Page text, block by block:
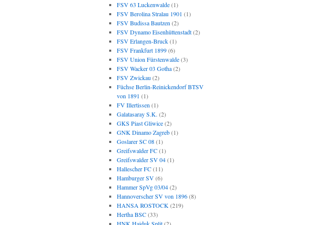
FSV 63 Luckenwalde(1)
FSV Berolina Stralau 1901 (1)
FSV Budissa Bautzen (2)
FSV Dynamo Eisenhüttenstadt(2)
FSV Erlangen-Bruck(1)
FSV Frankfurt 1899(6)
FSV Union Fürstenwalde(3)
FSV Wacker 03 Gotha(2)
FSV Zwickau (2)
Füchse Berlin-Reinickendorf BTSV
von 1891 (1)
FV Illertissen (1)
Galatasaray S.K. (2)
GKS Piast Gliwice(2)
GNK Dinamo Zagreb(1)
Goslarer SC 08(1)
Greifswalder FC(1)
Greifswalder SV 04(1)
Hallescher FC(11)
Hamburger SV(6)
Hammer SpVg 03/04(2)
Hannoverscher SV von 1896(8)
HANSA ROSTOCK (219)
Hertha BSC(33)